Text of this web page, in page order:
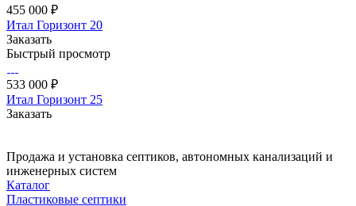
455 000 ₽
Итал Горизонт 20
Заказать
Быстрый просмотр
533 000 ₽
Итал Горизонт 25
Заказать
Продажа и установка септиков, автономных канализаций и
инженерных систем
Каталог
Пластиковые септики